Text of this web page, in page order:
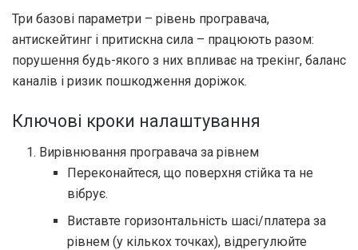
Три базові параметри – рівень програвача,
антискейтинг і притискна сила – працюють разом:
порушення будь-якого з них впливає на трекінг, баланс
каналів і ризик пошкодження доріжок.
Ключові кроки налаштування
Вирівнювання програвача за рівнем
Переконайтеся, що поверхня стійка та не
вібрує.
Виставте горизонтальність шасі/платера за
рівнем (у кількох точках), відрегулюйте